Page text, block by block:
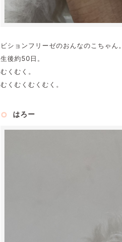
ビションフリーゼのおんなのこちゃん。
生後約50日。
むくむく。
むくむくむくむく。
はろー